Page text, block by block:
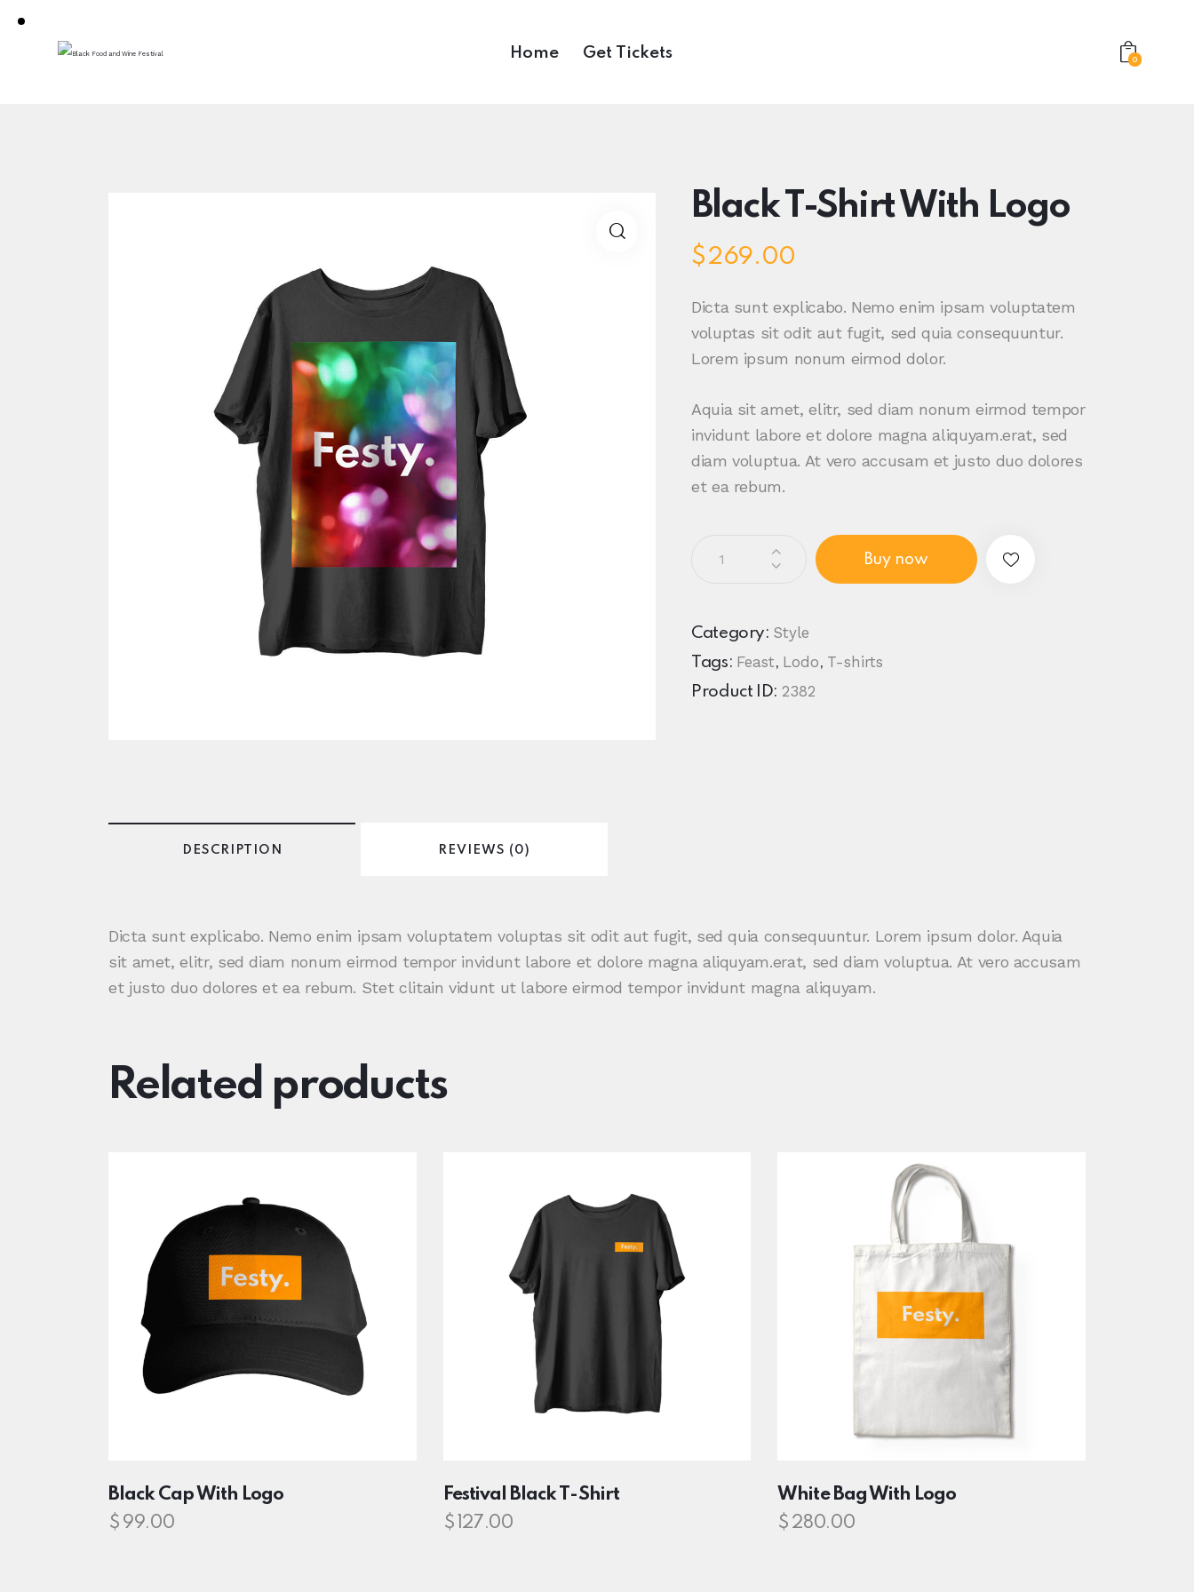
Home Get Tickets 0
Black T-Shirt With Logo
$269.00
Dicta sunt explicabo. Nemo enim ipsam voluptatem
voluptas sit odit aut fugit, sed quia consequuntur.
Lorem ipsum nonum eirmod dolor.
Aquia sit amet, elitr, sed diam nonum eirmod tempor
invidunt labore et dolore magna aliquyam.erat, sed
diam voluptua. At vero accusam et justo duo dolores
et ea rebum.
Buy now
Category: Style
Tags: Feast, Lodo, T-shirts
Product ID: 2382
DESCRIPTION REVIEWS (0)
Dicta sunt explicabo. Nemo enim ipsam voluptatem voluptas sit odit aut fugit, sed quia consequuntur. Lorem ipsum dolor. Aquia
sit amet, elitr, sed diam nonum eirmod tempor invidunt labore et dolore magna aliquyam.erat, sed diam voluptua. At vero accusam
et justo duo dolores et ea rebum. Stet clitain vidunt ut labore eirmod tempor invidunt magna aliquyam.
Related products
Black Cap With Logo
$ 99.00
Festival Black T-Shirt
$ 127.00
White Bag With Logo
$ 280.00